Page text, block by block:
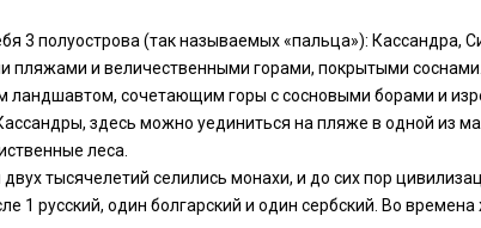
3 полуострова (так называемых «пальца»): Кассандра,
и величественными горами, покрытыми
ландшавтом, сочетающим горы с сосновыми борами и
здесь можно уединиться на пляже в одной из
леса.
тысячелетий селились монахи, и до сих пор
русский, один болгарский и один сербский. Во